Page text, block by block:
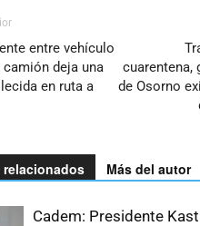
entre vehículo
camión deja una
en ruta a
cuarentena,
de Osorno
Más del autor
Cadem: Presidente